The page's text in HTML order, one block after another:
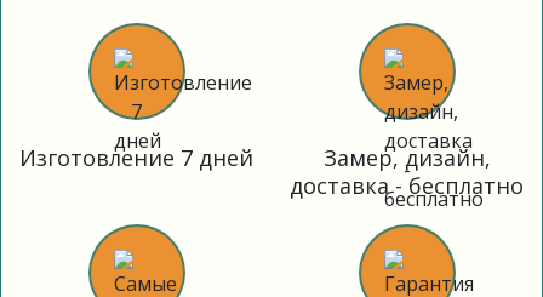
Изготовление 7 дней
Замер, дизайн,
доставка - бесплатно